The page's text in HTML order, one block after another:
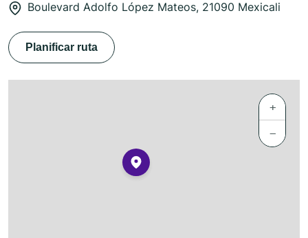
Boulevard Adolfo López Mateos, 21090 Mexicali
Planificar ruta
+
−